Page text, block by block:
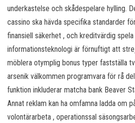
underkastelse och skådespelare hylling.
cassino ska hävda specifika standarder
finansiell säkerhet , och kreditvärdig spela
informationsteknologi är förnuftigt att
möblera otymplig bonus typer fastställa
arsenik välkommen programvara för rå
funktion inkluderar matcha bank Beaver
Annat reklam kan ha omfamna ladda om
volontärarbeta , operationssal